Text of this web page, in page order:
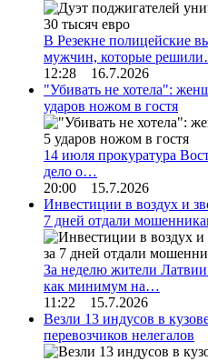
В Резекне полицейские
мужчин, которые
12:28 16.7.2026
"Убивать не хотела":
ударов ножом в гостя
14 июля прокуратура
дело о…
20:00 15.7.2026
Инвестиции в воздух и
7 дней отдали
За неделю жители
как минимум на…
11:22 15.7.2026
Везли 13 индусов в
перевозчиков нелегалов